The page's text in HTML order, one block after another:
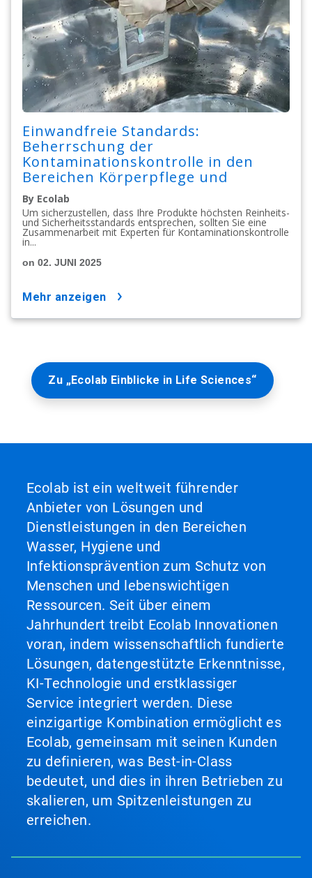
Einwandfreie Standards:
Beherrschung der
Kontaminationskontrolle in den
Bereichen Körperpflege und
Kosmetik
By Ecolab
Um sicherzustellen, dass Ihre Produkte höchsten Reinheits-
und Sicherheitsstandards entsprechen, sollten Sie eine
Zusammenarbeit mit Experten für Kontaminationskontrolle
in...
on 02. JUNI 2025
mehr anzeigen
Zu „Ecolab Einblicke in Life Sciences“
Ecolab ist ein weltweit führender
Anbieter von Lösungen und
Dienstleistungen in den Bereichen
Wasser, Hygiene und
Infektionsprävention zum Schutz von
Menschen und lebenswichtigen
Ressourcen. Seit über einem
Jahrhundert treibt Ecolab Innovationen
voran, indem wissenschaftlich fundierte
Lösungen, datengestützte Erkenntnisse,
KI-Technologie und erstklassiger
Service integriert werden. Diese
einzigartige Kombination ermöglicht es
Ecolab, gemeinsam mit seinen Kunden
zu definieren, was Best-in-Class
bedeutet, und dies in ihren Betrieben zu
skalieren, um Spitzenleistungen zu
erreichen.